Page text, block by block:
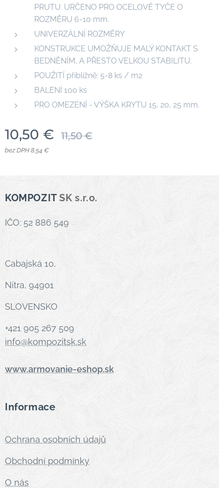
PRUTU. URČENO PRO OCELOVÉ TYČE O
ROZMĚRU 6-10 mm.
UNIVERZÁLNÍ ROZMĚRY
KONSTRUKCE UMOŽŇUJE MALÝ KONTAKT S
BEDNĚNÍM, A PŘESTO VELKOU STABILITU.
POUŽITÍ přibližně: 5-8 ks / m2
BALENÍ 100 ks
PRO OMEZENÍ - VÝŠKA KRYTU 15, 20, 25 mm.
10,50 € 11,50€
bez DPH 8,54 €
KOMPOZITSK s.r.o.
IČO: 52 886 549
Cabajská 10,
Nitra, 94901
SLOVENSKO
+421 905 267 509
info@kompozitsk.sk
www.armovanie-eshop.sk
Informace
Ochrana osobních údajů
Obchodní podmínky
O nás